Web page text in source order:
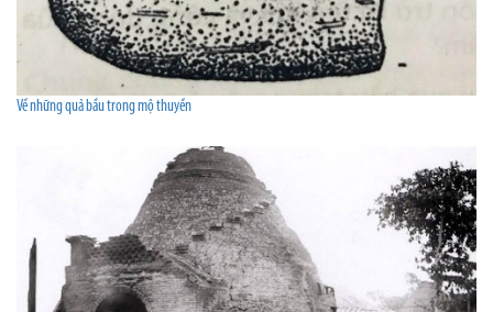
Về những quả bầu trong mộ thuyền